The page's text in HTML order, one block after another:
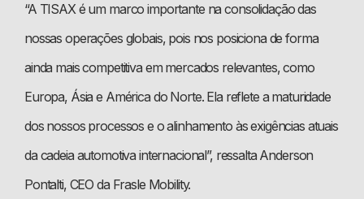
“A TISAX é um marco importante na consolidação das
nossas operações globais, pois nos posiciona de forma
ainda mais competitiva em mercados relevantes, como
Europa, Ásia e América do Norte. Ela reflete a maturidade
dos nossos processos e o alinhamento às exigências atuais
da cadeia automotiva internacional”, ressalta Anderson
Pontalti, CEO da Frasle Mobility.